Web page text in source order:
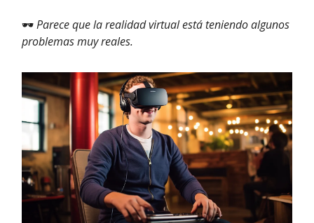
🕶️Parece que la realidad virtual está teniendo algunos
problemas muy reales.